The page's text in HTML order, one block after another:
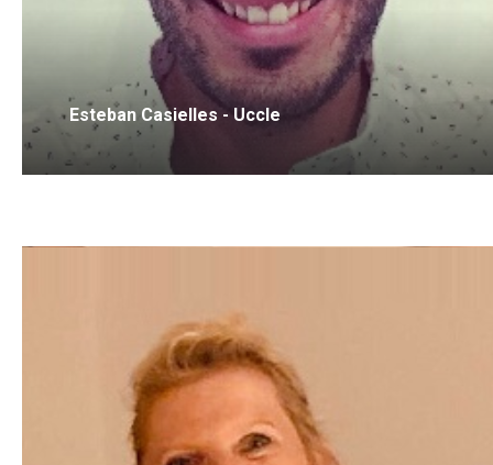
Esteban Casielles - Uccle